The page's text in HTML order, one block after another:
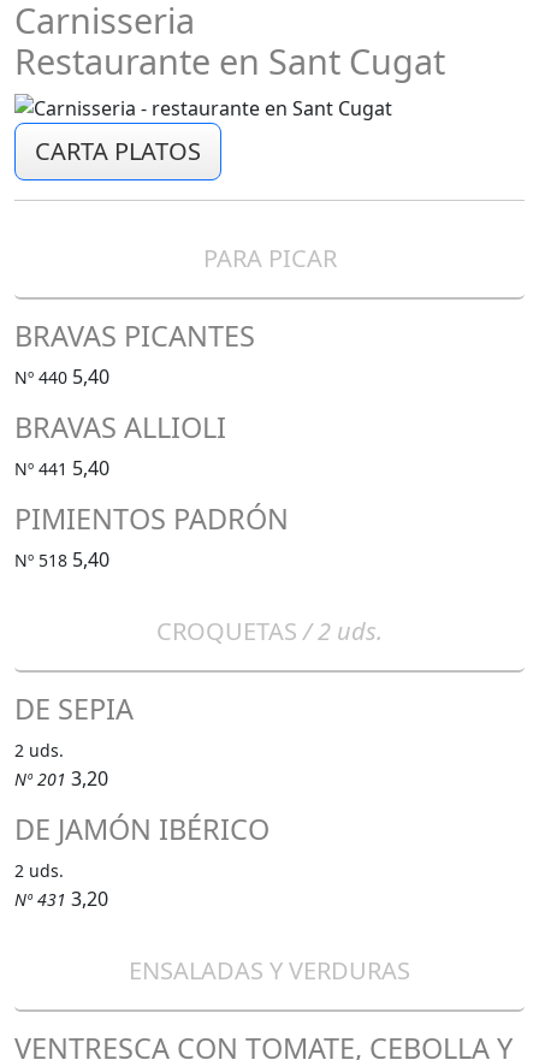
Carnisseria
Restaurante en Sant Cugat
CARTA PLATOS
PARA PICAR
BRAVAS PICANTES
Nº 440 5,40
BRAVAS ALLIOLI
Nº 441 5,40
PIMIENTOS PADRÓN
Nº 518 5,40
CROQUETAS/ 2 uds.
DE SEPIA
2 uds.
Nº 201 3,20
DE JAMÓN IBÉRICO
2 uds.
Nº 431 3,20
ENSALADAS Y VERDURAS
VENTRESCA CON TOMATE, CEBOLLA Y